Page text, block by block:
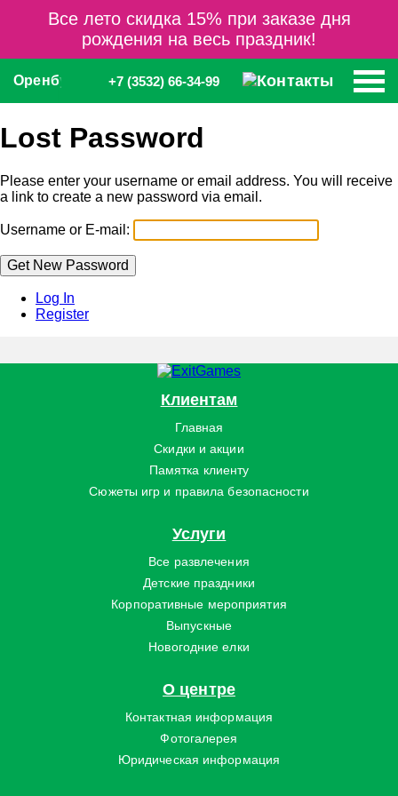
Все лето скидка 15% при заказе дня
рождения на весь праздник!
Оренбург +7 (3532) 66-34-99
Lost Password
Please enter your username or email address. You will receive
a link to create a new password via email.
Username or E-mail:
Log In
Register
Клиентам
Главная
Скидки и акции
Памятка клиенту
Сюжеты игр и правила безопасности
Услуги
Все развлечения
Детские праздники
Корпоративные мероприятия
Выпускные
Новогодние елки
О центре
Контактная информация
Фотогалерея
Юридическая информация